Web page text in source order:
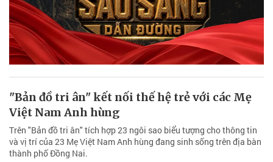
"Bản đồ tri ân" kết nối thế hệ trẻ với các Mẹ
Việt Nam Anh hùng
Trên "Bản đồ tri ân" tích hợp 23 ngôi sao biểu tượng cho thông tin
và vị trí của 23 Mẹ Việt Nam Anh hùng đang sinh sống trên địa bàn
thành phố Đồng Nai.